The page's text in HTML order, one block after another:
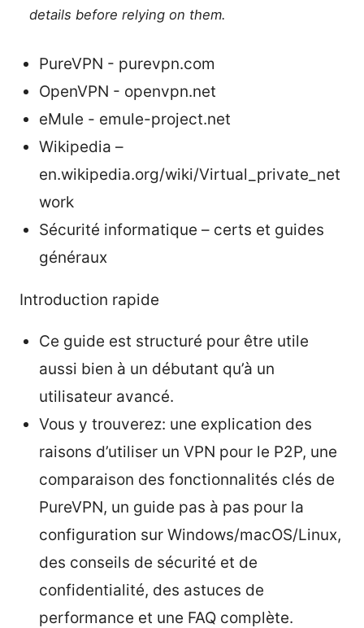
details before relying on them.
PureVPN - purevpn.com
OpenVPN - openvpn.net
eMule - emule-project.net
Wikipedia –
en.wikipedia.org/wiki/Virtual_private_net
work
Sécurité informatique – certs et guides
généraux
Introduction rapide
Ce guide est structuré pour être utile
aussi bien à un débutant qu’à un
utilisateur avancé.
Vous y trouverez: une explication des
raisons d’utiliser un VPN pour le P2P, une
comparaison des fonctionnalités clés de
PureVPN, un guide pas à pas pour la
configuration sur Windows/macOS/Linux,
des conseils de sécurité et de
confidentialité, des astuces de
performance et une FAQ complète.